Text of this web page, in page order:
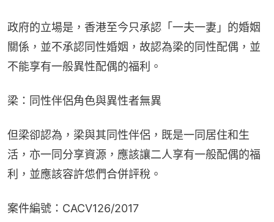
政府的立場是，香港至今只承認「一夫一妻」的婚姻
關係，並不承認同性婚姻，故認為梁的同性配偶，並
不能享有一般異性配偶的福利。
梁：同性伴侶角色與異性者無異
但梁卻認為，梁與其同性伴侶，既是一同居住和生
活，亦一同分享資源，應該讓二人享有一般配偶的福
利，並應該容許怹們合併評稅。
案件編號：CACV126/2017